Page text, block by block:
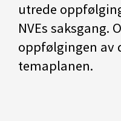
utrede
NVEs saksgang.
oppfølgingen av
temaplanen.